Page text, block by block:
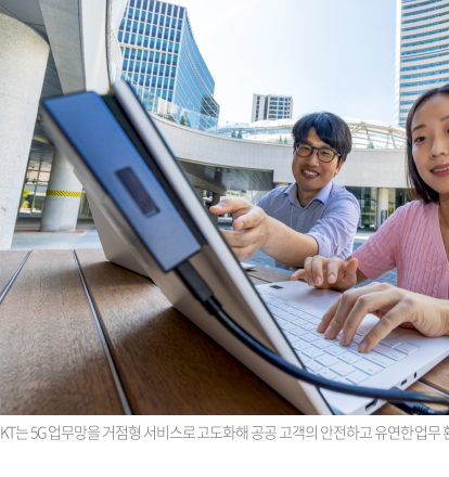
KT는 5G 업무망을 거점형 서비스로 고도화해 공공 고객의 안전하고 유연한 업